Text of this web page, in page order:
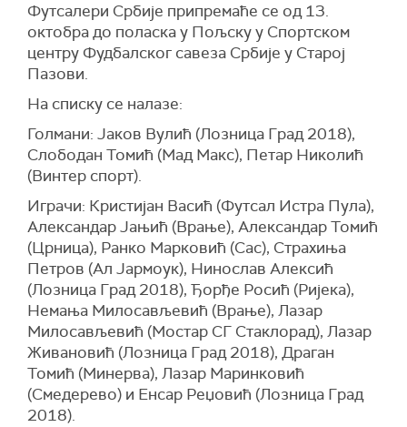
Футсалери Србије припремаће се од 13.
октобра до поласка у Пољску у Спортском
центру Фудбалског савеза Србије у Старој
Пазови.
На списку се налазе:
Голмани: Јаков Вулић (Лозница Град 2018),
Слободан Томић (Мад Макс), Петар Николић
(Винтер спорт).
Играчи: Кристијан Васић (Футсал Истра Пула),
Александар Јањић (Врање), Александар Томић
(Црница), Ранко Марковић (Сас), Страхиња
Петров (Ал Јармоук), Нинослав Алексић
(Лозница Град 2018), Ђорђе Росић (Ријека),
Немања Милосављевић (Врање), Лазар
Милосављевић (Мостар СГ Стаклорад), Лазар
Живановић (Лозница Град 2018), Драган
Томић (Минерва), Лазар Маринковић
(Смедерево) и Енсар Реџовић (Лозница Град
2018).